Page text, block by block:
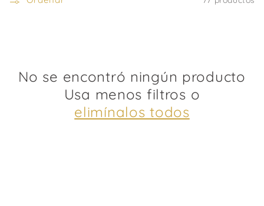
No se encontró ningún producto
Usa menos filtros o
elimínalos todos